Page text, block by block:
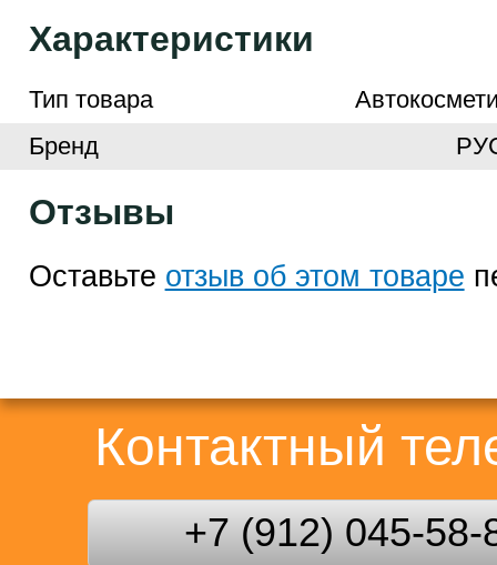
Характеристики
Тип товара
Бренд
Отзывы
Оставьте отзыв об этом товаре
Контактный
+7 (912) 045-58-